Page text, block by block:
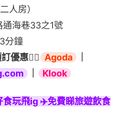
人房）
海巷33之1號
分鐘
優惠👉🏻 Agoda
Klook
玩飛ig ✈️免費睇旅遊飲食